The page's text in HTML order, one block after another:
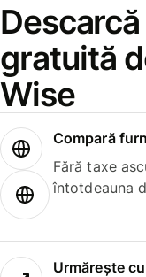
gratuită
Wise
Compară
Fără taxe
întotdeauna
Urmărește